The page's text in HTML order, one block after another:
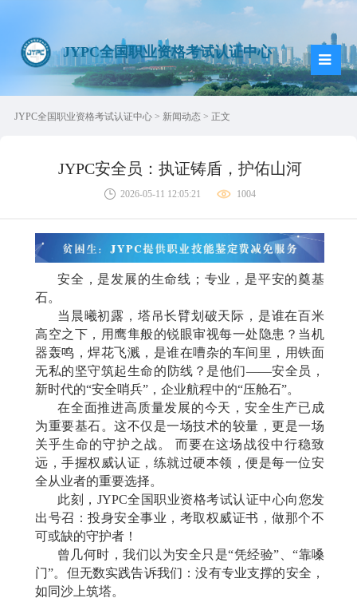
JYPC全国职业资格考试认证中心
JYPC全国职业资格考试认证中心 > 新闻动态 > 正文
JYPC安全员：执证铸盾，护佑山河
2026-05-11 12:05:21 1004
安全，是发展的生命线；专业，是平安的奠基
石。
当晨曦初露，塔吊长臂划破天际，是谁在百米
高空之下，用鹰隼般的锐眼审视每一处隐患？当机
器轰鸣，焊花飞溅，是谁在嘈杂的车间里，用铁面
无私的坚守筑起生命的防线？是他们——安全员，
新时代的“安全哨兵”，企业航程中的“压舱石”。
在全面推进高质量发展的今天，安全生产已成
为重要基石。这不仅是一场技术的较量，更是一场
关乎生命的守护之战。
而要在这场战役中行稳致
远，手握权威认证，练就过硬本领，便是每一位安
全从业者的重要选择。
此刻， JYPC全国职业资格考试认证中心向您发
出号召：投身安全事业，考取权威证书，做那个不
可或缺的守护者！
曾几何时，我们以为安全只是“凭经验”、“靠嗓
门”。但无数实践告诉我们：没有专业支撑的安全，
如同沙上筑塔。